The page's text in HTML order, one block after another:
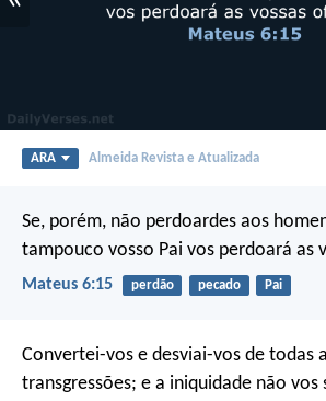
ARA Almeida Revista e Atualizada
Se, porém, não perdoardes aos
tampouco vosso Pai vos perdoará as
Mateus 6:15 perdão pecado Pai
Convertei-vos e desviai-vos de todas
transgressões; e a iniquidade não vos